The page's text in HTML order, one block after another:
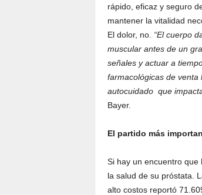
rápido, eficaz y seguro
mantener la vitalidad
El dolor, no. “El cuerpo
muscular antes de un
señales y actuar a
farmacológicas de venta
autocuidado que
Bayer.
El partido más
Si hay un encuentro
la salud de su próstata.
alto costos reportó